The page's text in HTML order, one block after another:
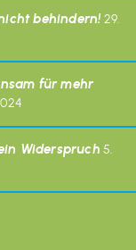
behindern! 29.
für mehr
Widerspruch 5.